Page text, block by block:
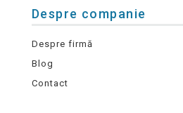
Despre companie
Despre firmă
Blog
Contact